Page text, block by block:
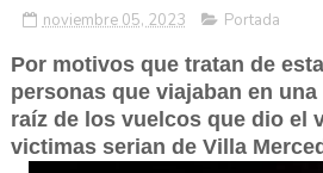
noviembre 05, 2023 Portada
Por motivos que tratan de
personas que viajaban en
raíz de los vuelcos que dio el
victimas serian de Villa